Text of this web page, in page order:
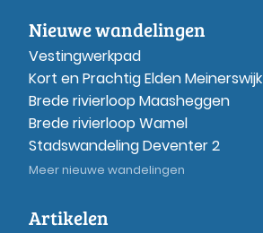
Nieuwe wandelingen
Vestingwerkpad
Kort en Prachtig Elden Meinerswijk
Brede rivierloop Maasheggen
Brede rivierloop Wamel
Stadswandeling Deventer 2
Meer nieuwe wandelingen
Artikelen